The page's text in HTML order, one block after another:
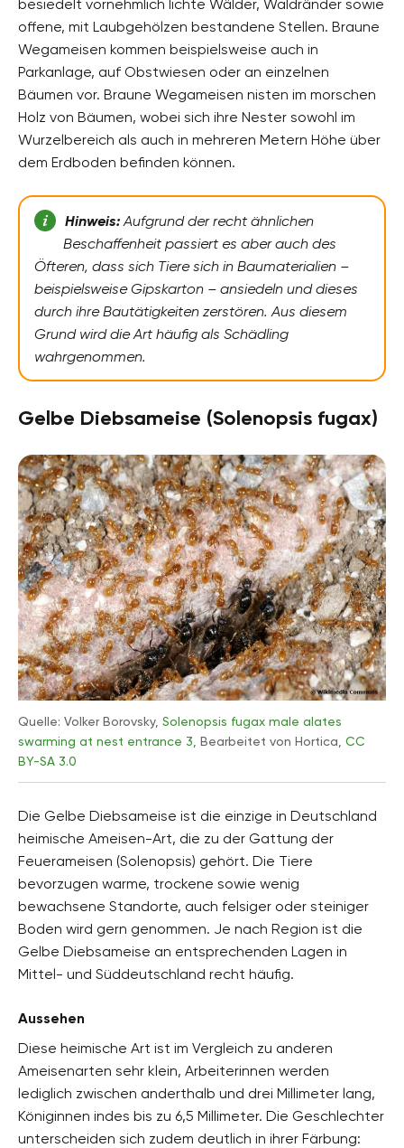
besiedelt vornehmlich lichte Wälder, Waldränder sowie
offene, mit Laubgehölzen bestandene Stellen. Braune
Wegameisen kommen beispielsweise auch in
Parkanlage, auf Obstwiesen oder an einzelnen
Bäumen vor. Braune Wegameisen nisten im morschen
Holz von Bäumen, wobei sich ihre Nester sowohl im
Wurzelbereich als auch in mehreren Metern Höhe über
dem Erdboden befinden können.
Hinweis:Aufgrund der recht ähnlichen
Beschaffenheit passiert es aber auch des
Öfteren, dass sich Tiere sich in Baumaterialien –
beispielsweise Gipskarton – ansiedeln und dieses
durch ihre Bautätigkeiten zerstören. Aus diesem
Grund wird die Art häufig als Schädling
wahrgenommen.
Gelbe Diebsameise (Solenopsis fugax)
Quelle: Volker Borovsky, Solenopsis fugax male alates
swarming at nest entrance 3 , Bearbeitet von Hortica, CC
BY-SA 3.0
Die Gelbe Diebsameise ist die einzige in Deutschland
heimische Ameisen-Art, die zu der Gattung der
Feuerameisen (Solenopsis) gehört. Die Tiere
bevorzugen warme, trockene sowie wenig
bewachsene Standorte, auch felsiger oder steiniger
Boden wird gern genommen. Je nach Region ist die
Gelbe Diebsameise an entsprechenden Lagen in
Mittel- und Süddeutschland recht häufig.
Aussehen
Diese heimische Art ist im Vergleich zu anderen
Ameisenarten sehr klein, Arbeiterinnen werden
lediglich zwischen anderthalb und drei Millimeter lang,
Königinnen indes bis zu 6,5 Millimeter. Die Geschlechter
unterscheiden sich zudem deutlich in ihrer Färbung: